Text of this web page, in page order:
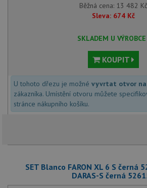
Běžná cena: 13 482 Kč
Sleva: 674 Kč
SKLADEM U VÝROBCE
KOUPIT
U tohoto dřezu je možné vyvrtat otvor
zákazníka. Umístění otvoru můžete
stránce nákupního košíku.
SET Blanco FARON XL 6 S černá
DARAS-S černá